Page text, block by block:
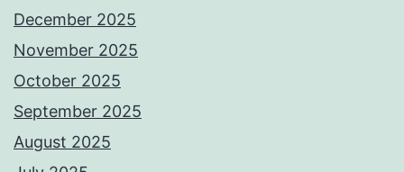
December 2025
November 2025
October 2025
September 2025
August 2025